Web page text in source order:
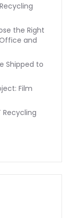
the Right
and
Shipped to
Film
Recycling